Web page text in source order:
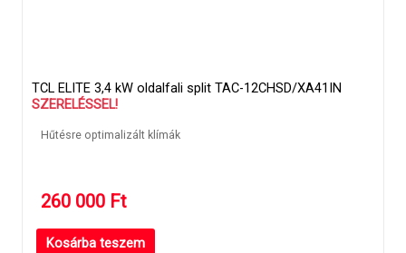
TCL ELITE 3,4 kW oldalfali split TAC-12CHSD/XA41IN
SZERELÉSSEL!
Hűtésre optimalizált klímák
260 000 Ft
Kosárba teszem